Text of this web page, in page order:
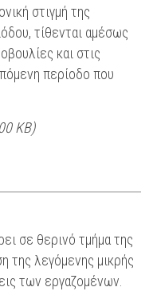
στιγμή της
τίθενται αμέσως
και στις
περίοδο που
KB)
σε θερινό τμήμα της
της λεγόμενης μικρής
των εργαζομένων.